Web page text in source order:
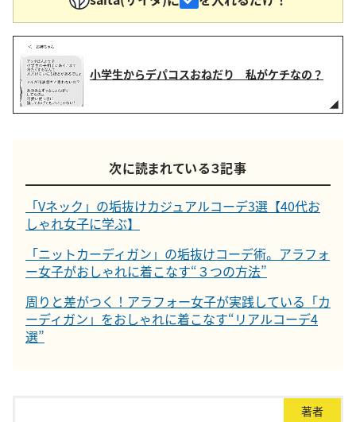
小学生からデパコスおねだり 私がケチなの？
次に読まれている３記事
「Vネック」の垢抜けカジュアルコーデ3選【40代お
しゃれ女子に学ぶ】
「ニットカーディガン」の垢抜けコーデ術。アラフォ
ー女子がおしゃれに着こなす“３つの方法”
周りと差がつく！アラフォー女子が実践している「カ
ーディガン」をおしゃれに着こなす“リアルコーデ4
選”
著者